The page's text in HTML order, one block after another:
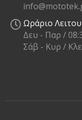
Ωράριο
Δευ - Παρ /
Σάβ - Κυρ /